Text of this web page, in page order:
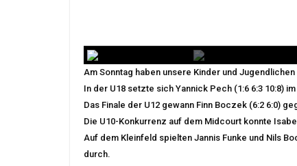
Am Sonntag haben unsere Kinder und
In der U18 setzte sich Yannick Pech (1:6 6:3 10:8)
Das Finale der U12 gewann Finn Boczek (6:2 6:0)
Die U10-Konkurrenz auf dem Midcourt konnte
Auf dem Kleinfeld spielten Jannis Funke und Nils
durch.